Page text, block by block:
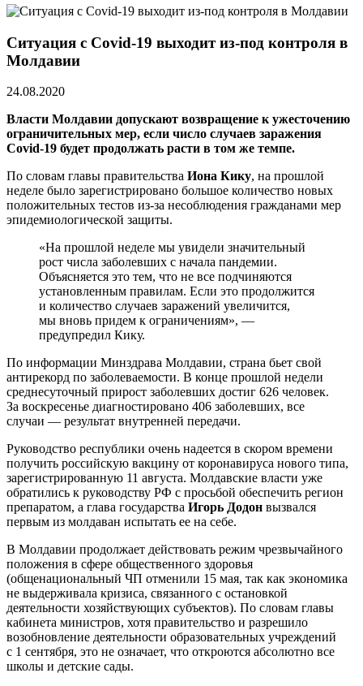
Ситуация с Covid-19 выходит из-под контроля в
Молдавии
24.08.2020
Власти Молдавии допускают возвращение к ужесточению
ограничительных мер, если число случаев заражения
Covid-19 будет продолжать расти в том же темпе.
По словам главы правительства Иона Кику, на прошлой
неделе было зарегистрировано большое количество новых
положительных тестов из-за несоблюдения гражданами мер
эпидемиологической защиты.
«На прошлой неделе мы увидели значительный
рост числа заболевших с начала пандемии.
Объясняется это тем, что не все подчиняются
установленным правилам. Если это продолжится
и количество случаев заражений увеличится,
мы вновь придем к ограничениям», —
предупредил Кику.
По информации Минздрава Молдавии, страна бьет свой
антирекорд по заболеваемости. В конце прошлой недели
среднесуточный прирост заболевших достиг 626 человек.
За воскресенье диагностировано 406 заболевших, все
случаи — результат внутренней передачи.
Руководство республики очень надеется в скором времени
получить российскую вакцину от коронавируса нового типа,
зарегистрированную 11 августа. Молдавские власти уже
обратились к руководству РФ с просьбой обеспечить регион
препаратом, а глава государства Игорь Додон вызвался
первым из молдаван испытать ее на себе.
В Молдавии продолжает действовать режим чрезвычайного
положения в сфере общественного здоровья
(общенациональный ЧП отменили 15 мая, так как экономика
не выдерживала кризиса, связанного с остановкой
деятельности хозяйствующих субъектов). По словам главы
кабинета министров, хотя правительство и разрешило
возобновление деятельности образовательных учреждений
с 1 сентября, это не означает, что откроются абсолютно все
школы и детские сады.